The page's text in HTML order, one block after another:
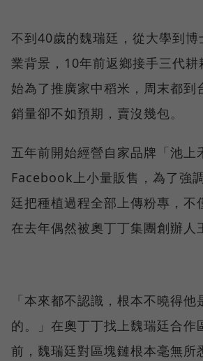
不到40歲的魏瑞廷，從大學到博
業背景，10年前返鄉接手三代耕
始為了推廣家中稻米，周末都到
銷量卻不如預期，賣沒幾包。
五年前開始經營自家品牌「池上
Facebook上小量販售，為了強
廷把種植過程全部上傳粉專，不
在去年偶然被奧丁丁集團創辦人
「本來都不認識，根本不曉得他
的。」在奧丁丁找上魏瑞廷合作
前，魏瑞廷對區塊鏈根本毫無所